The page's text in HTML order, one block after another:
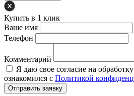
Купить в 1 клик
Ваше имя
Телефон
Комментарий
Я даю свое согласие на
ознакомился с Политикой
Отправить заявку